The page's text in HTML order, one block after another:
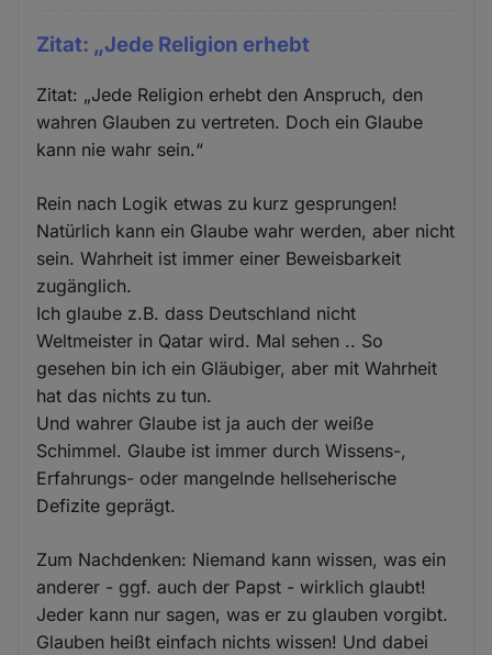
Zitat: „Jede Religion erhebt
Zitat: „Jede Religion erhebt den Anspruch, den
wahren Glauben zu vertreten. Doch ein Glaube
kann nie wahr sein.“
Rein nach Logik etwas zu kurz gesprungen!
Natürlich kann ein Glaube wahr werden, aber nicht
sein. Wahrheit ist immer einer Beweisbarkeit
zugänglich.
Ich glaube z.B. dass Deutschland nicht
Weltmeister in Qatar wird. Mal sehen .. So
gesehen bin ich ein Gläubiger, aber mit Wahrheit
hat das nichts zu tun.
Und wahrer Glaube ist ja auch der weiße
Schimmel. Glaube ist immer durch Wissens-,
Erfahrungs- oder mangelnde hellseherische
Defizite geprägt.
Zum Nachdenken: Niemand kann wissen, was ein
anderer - ggf. auch der Papst - wirklich glaubt!
Jeder kann nur sagen, was er zu glauben vorgibt.
Glauben heißt einfach nichts wissen! Und dabei